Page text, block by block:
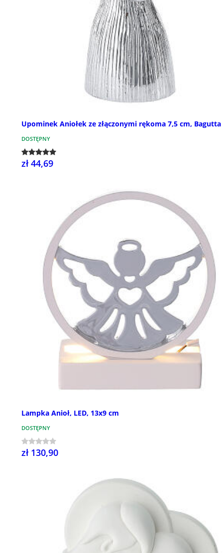
Upominek Aniołek ze złączonymi rękoma 7,5 cm, Bagutta
DOSTĘPNY
zł 44,69
Lampka Anioł, LED, 13x9 cm
DOSTĘPNY
zł 130,90